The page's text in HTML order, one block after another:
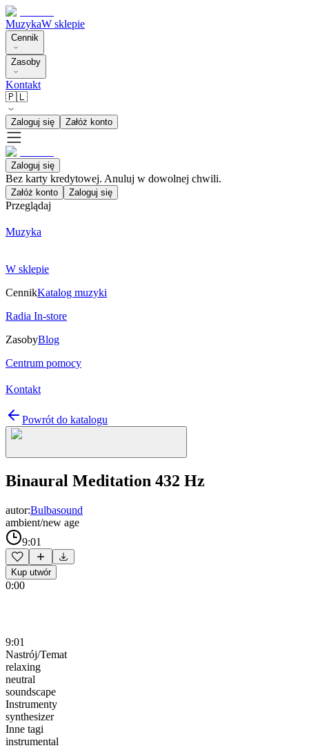
MuzykaW sklepie
Cennik
Zasoby
Kontakt
🇵🇱
Zaloguj się Załóż konto
Zaloguj się
Bez karty kredytowej. Anuluj w dowolnej chwili.
Załóż konto Zaloguj się
Przeglądaj
Muzyka
W sklepie
CennikKatalog muzyki
Radia In-store
ZasobyBlog
Centrum pomocy
Kontakt
Powrót do katalogu
Binaural Meditation 432 Hz
autor:Bulbasound
ambient/new age
9:01
Kup utwór
0:00
9:01
Nastrój/Temat
relaxing
neutral
soundscape
Instrumenty
synthesizer
Inne tagi
instrumental